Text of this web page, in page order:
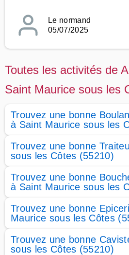
Le normand
05/07/2025
Toutes les activités de
Saint Maurice sous les
Trouvez une bonne
à Saint Maurice sous les
Trouvez une bonne
sous les Côtes (55210)
Trouvez une bonne
à Saint Maurice sous les
Trouvez une bonne
Maurice sous les Côtes
Trouvez une bonne
sous les Côtes (55210)